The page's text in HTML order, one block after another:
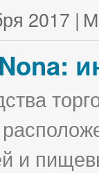
2017 |
и